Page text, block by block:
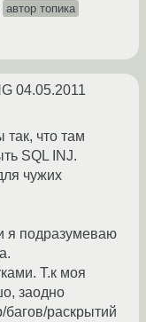
автор топика
04.05.2011
что там
SQL INJ.
чужих
я подразумеваю
Т.к моя
заодно
багов/раскрытий